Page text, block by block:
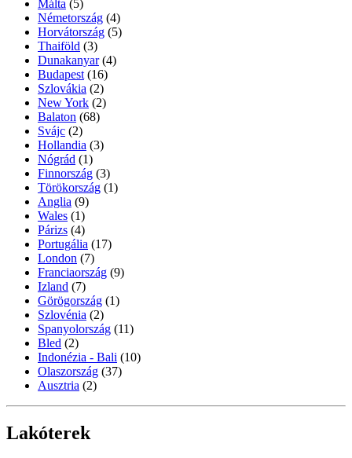
Málta (5)
Németország (4)
Horvátország (5)
Thaiföld (3)
Dunakanyar (4)
Budapest (16)
Szlovákia (2)
New York (2)
Balaton (68)
Svájc (2)
Hollandia (3)
Nógrád (1)
Finnország (3)
Törökország (1)
Anglia (9)
Wales (1)
Párizs (4)
Portugália (17)
London (7)
Franciaország (9)
Izland (7)
Görögország (1)
Szlovénia (2)
Spanyolország (11)
Bled (2)
Indonézia - Bali (10)
Olaszország (37)
Ausztria (2)
Lakóterek